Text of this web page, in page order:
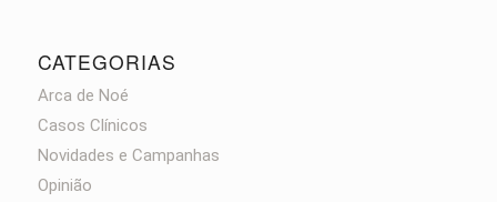
CATEGORIAS
Arca de Noé
Casos Clínicos
Novidades e Campanhas
Opinião